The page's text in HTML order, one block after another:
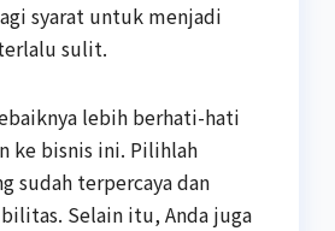
syarat untuk menjadi
sulit.
lebih berhati-hati
ke bisnis ini. Pilihlah
sudah terpercaya dan
Selain itu, Anda juga